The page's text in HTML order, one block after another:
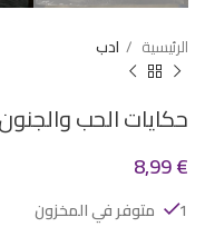
الرئيسية ادب
حكايات الحب
8,99€
1 متوفر في المخزون